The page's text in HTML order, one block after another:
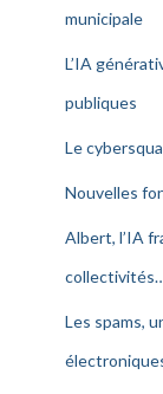
municipale
L’IA
publiques
Le
Nouvelles
Albert, l’IA
Les spams,